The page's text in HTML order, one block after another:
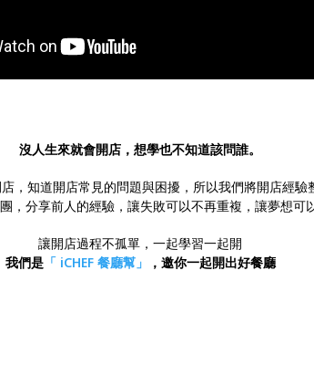
沒人生來就會開店，想學也不知道該問誰。
，知道開店常見的問題與困擾，所以我們將開店經
，分享前人的經驗，讓失敗可以不再重複，讓夢想可
讓開店過程不孤單，一起學習一起開
我們是「 iCHEF 餐廳幫」 ，邀你一起開出好餐廳